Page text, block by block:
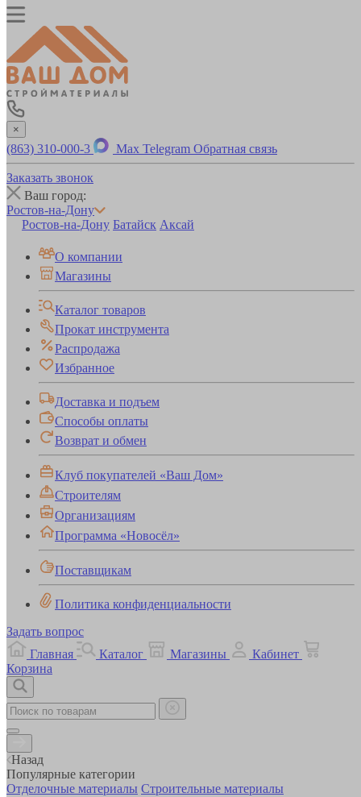
×
(863) 310-000-3 Max Telegram Обратная связь
Заказать звонок
Ваш город:
Ростов-на-Дону
Ростов-на-Дону Батайск Аксай
О компании
Магазины
Каталог товаров
Прокат инструмента
Распродажа
Избранное
Доставка и подъем
Способы оплаты
Возврат и обмен
Клуб покупателей «Ваш Дом»
Строителям
Организациям
Программа «Новосёл»
Поставщикам
Политика конфиденциальности
Задать вопрос
Главная
Каталог Магазины
Кабинет
Корзина
Назад
Популярные категории
Отделочные материалы Строительные материалы